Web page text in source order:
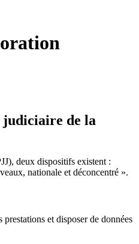
judiciaire de la
deux dispositifs existent :
nationale et déconcentré ».
et disposer de données